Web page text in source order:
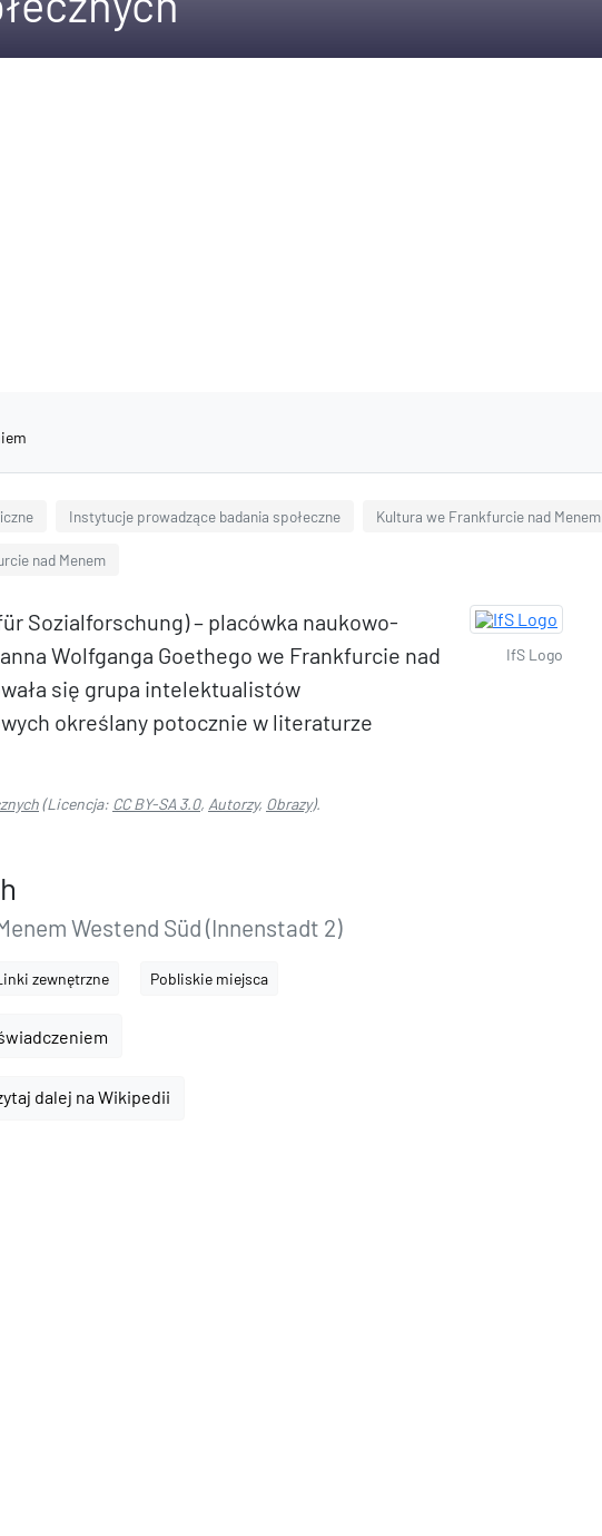
Instytucje prowadzące badania społeczne Kultura we Frankfurcie nad Menem
nad Menem
Sozialforschung) – placówka naukowo-
Wolfganga Goethego we Frankfurcie nad
się grupa intelektualistów
określany potocznie w literaturze
(Licencja: CC BY-SA 3.0, Autorzy, Obrazy).
Westend Süd (Innenstadt 2)
zewnętrzne Pobliskie miejsca
dalej na Wikipedii
IfS Logo